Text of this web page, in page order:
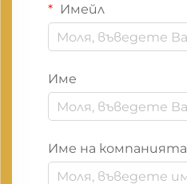
Имейл
Име
Име на компанията